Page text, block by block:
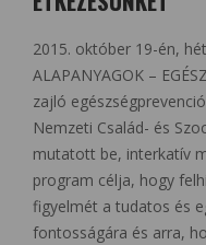
2015. október 19-én,
ALAPANYAGOK –
zajló
Nemzeti Család- és
mutatott be, interkatív
program célja, hogy
figyelmét a tudatos és
fontosságára és arra,